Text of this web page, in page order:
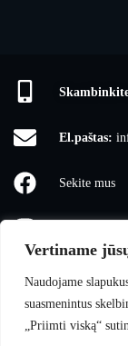
Vertiname
Naudojame
suasmenintus
„Priimti viską“
El.paštas:
Sekite mus
VMmoto© 2025